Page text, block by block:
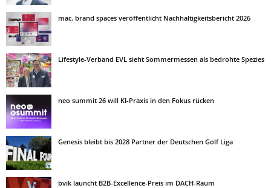
mac. brand spaces veröffentlicht Nachhaltigkeitsbericht 2026
Lifestyle-Verband EVL sieht Sommermessen als bedrohte Spezies
neo summit 26 will KI-Praxis in den Fokus rücken
Genesis bleibt bis 2028 Partner der Deutschen Golf Liga
bvik launcht B2B-Excellence-Preis im DACH-Raum